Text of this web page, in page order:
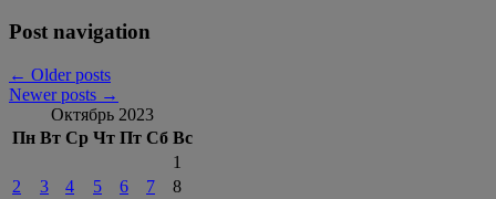
Post navigation
← Older posts
Newer posts →
Октябрь 2023
Пн Вт Ср Чт Пт Сб Вс
1
2
3 4 5 6 7
8